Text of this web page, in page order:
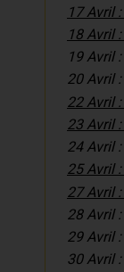
17 Avril :
18 Avril :
19 Avril :
20 Avril :
22 Avril :
23 Avril :
24 Avril :
25 Avril :
27 Avril :
28 Avril :
29 Avril :
30 Avril :